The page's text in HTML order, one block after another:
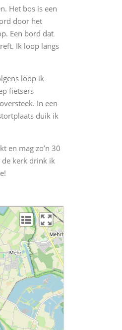
Het bos is een
door het
Een bord dat
Ik loop langs
loop ik
fietsers
In een
duik ik
en mag zo’n 30
kerk drink ik